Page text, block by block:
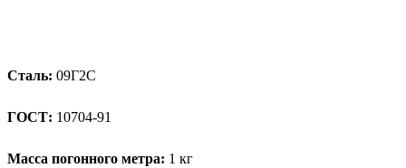
Сталь: 09Г2С
ГОСТ: 10704-91
Масса погонного метра: 1 кг